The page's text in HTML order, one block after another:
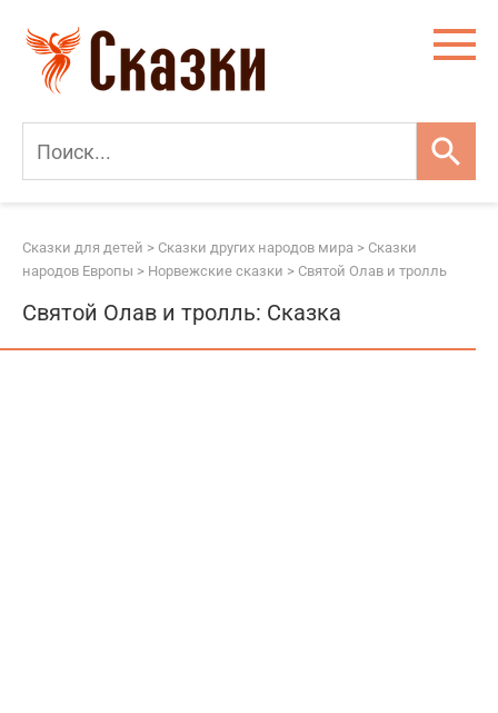
контенту
Сказки для детей > Сказки других народов мира > Сказки
народов Европы > Норвежские сказки > Святой Олав и тролль
Святой Олав и тролль: Сказка